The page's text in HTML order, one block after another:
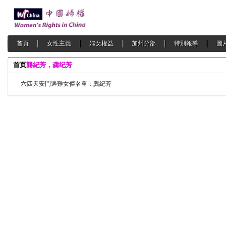
首頁 女性主義 婦女權益 加州分部 特別報導 圖
首页龔紀芳，龚纪芳
六四天安門遇難女傑名單：龔紀芳